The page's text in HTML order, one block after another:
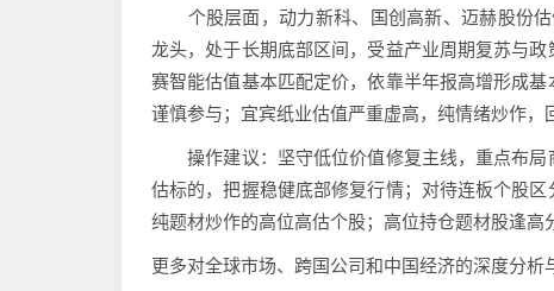
个股层面，动力新科、国创高新、迈赫股份估
龙头，处于长期底部区间，受益产业周期复苏与
赛智能估值基本匹配定价，依靠半年报高增形成
谨慎参与；宜宾纸业估值严重虚高，纯情绪炒作，
操作建议：坚守低位价值修复主线，重点布局
估标的，把握稳健底部修复行情；对待连板个股
纯题材炒作的高位高估个股；高位持仓题材股逢高
更多对全球市场、跨国公司和中国经济的深度分析